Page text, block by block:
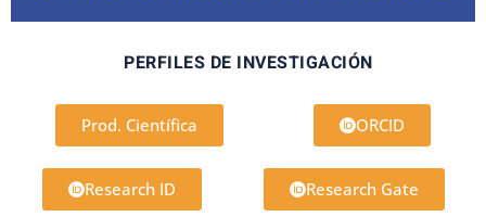
PERFILES DE INVESTIGACIÓN
Prod. Científica ORCID
Research ID Research Gate